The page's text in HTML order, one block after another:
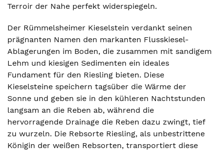
Terroir der Nahe perfekt widerspiegeln.
Der Rümmelsheimer Kieselstein verdankt seinen
prägnanten Namen den markanten Flusskiesel-
Ablagerungen im Boden, die zusammen mit sandigem
Lehm und kiesigen Sedimenten ein ideales
Fundament für den Riesling bieten. Diese
Kieselsteine speichern tagsüber die Wärme der
Sonne und geben sie in den kühleren Nachtstunden
langsam an die Reben ab, während die
hervorragende Drainage die Reben dazu zwingt, tief
zu wurzeln. Die Rebsorte Riesling, als unbestrittene
Königin der weißen Rebsorten, transportiert diese